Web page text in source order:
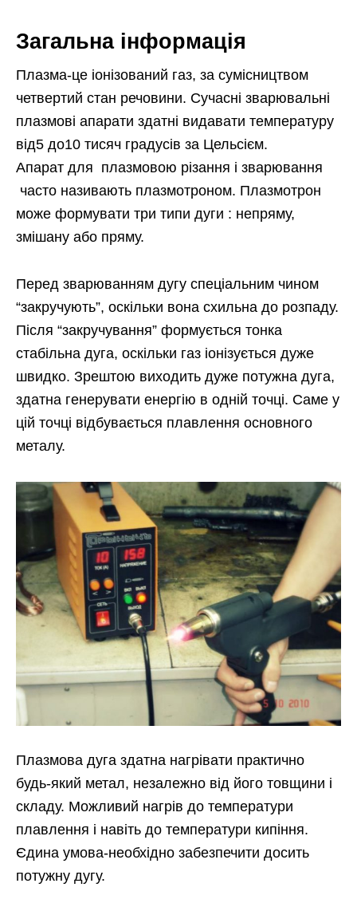
Загальна інформація
Плазма-це іонізований газ, за сумісництвом
четвертий стан речовини. Сучасні зварювальні
плазмові апарати здатні видавати температуру
від5 до10 тисяч градусів за Цельсієм.
Апарат для плазмовою різання і зварювання
часто називають плазмотроном. Плазмотрон
може формувати три типи дуги : непряму,
змішану або пряму.
Перед зварюванням дугу спеціальним чином
“закручують”, оскільки вона схильна до розпаду.
Після “закручування” формується тонка
стабільна дуга, оскільки газ іонізується дуже
швидко. Зрештою виходить дуже потужна дуга,
здатна генерувати енергію в одній точці. Саме у
цій точці відбувається плавлення основного
металу.
Плазмова дуга здатна нагрівати практично
будь-який метал, незалежно від його товщини і
складу. Можливий нагрів до температури
плавлення і навіть до температури кипіння.
Єдина умова-необхідно забезпечити досить
потужну дугу.